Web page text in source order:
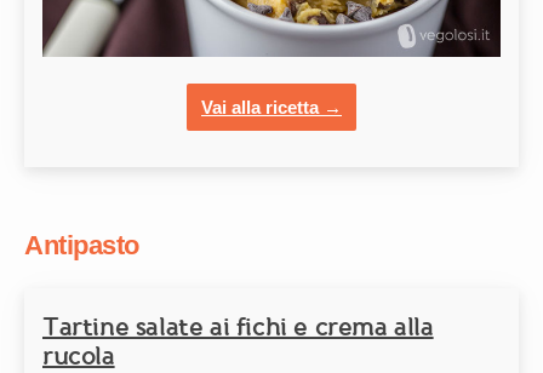
Vai alla ricetta →
Antipasto
Tartine salate ai fichi e crema alla
rucola